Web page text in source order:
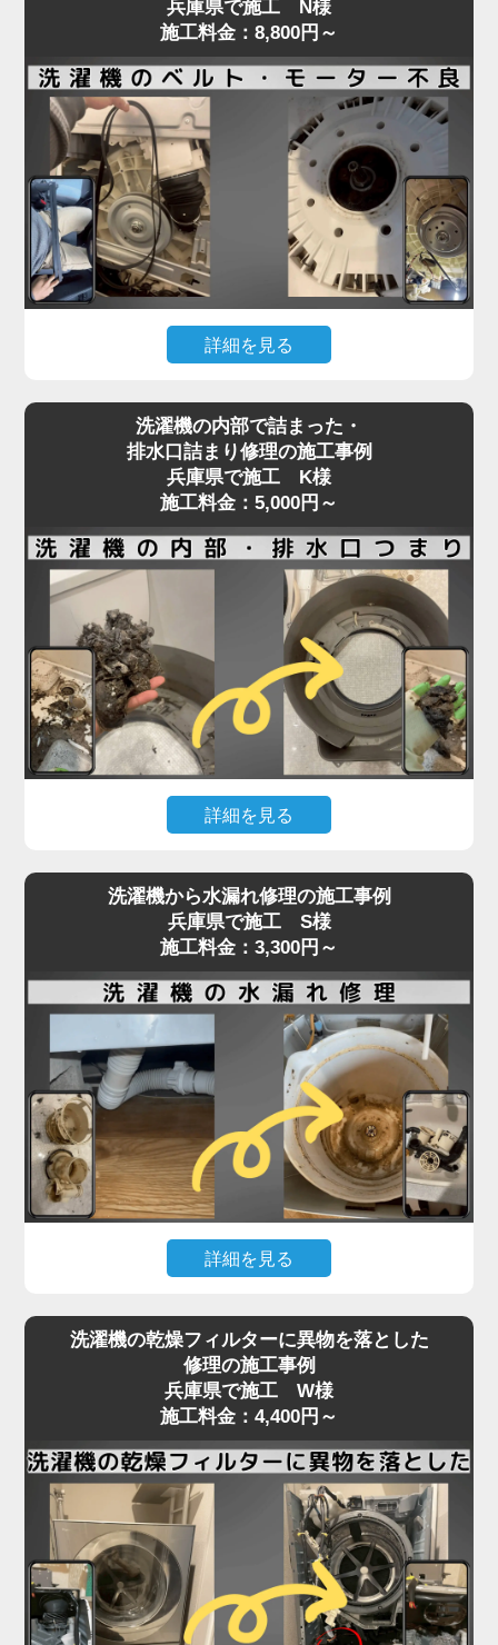
最短即日対応で、内部の詰まりを根本から取り除
き、乾燥力をしっかり回復させます。
乾かないと感じたら、お早めにプロの手での点検・
洗浄をご検討ください。
のに洗濯が始まらない」状態として、多くのお客様
からご相談をいただくトラブルのひとつです。
この原因の多くは、洗濯機内部の給水弁（電磁弁）
に異常があることがほとんど。
経年劣化や水垢・異物による詰まり、内部のダイヤ
フラム部品の不良などが原因で、水の流れが制限さ
れてしまいます。
「家電の達人」では、こうした給水トラブルに対し
て、分解点検による給水弁の動作確認と部品交換を
行い、正常な給水機能を回復させます。
機種や年式に応じた適切な部品を使用し、交換では
なく清掃・調整で済むケースにも柔軟に対応。
ながり、家事全体がストップしてしまいます。水が
出ない・出方が弱いなどの違和感を感じたら、早め
にプロの点検をご依頼ください。
兵庫県で施工 N様
施工料金：8,800円～
詳細を見る
といった異音がする場合、Vベルトの劣化や緩み、
モーターの不具合が原因であることが多く見られま
返すと、ベルトやモーターに過剰な負荷がかかり、
新しい洗濯機であっても故障リスクが高まります。
ベルトの損傷は徐々に症状が現れることもあり、
「音はするけど回らない」「動きが不安定」といっ
た症状でご相談いただくケースも増えています。
「家電の達人」では、こうしたトラブルに対して、
ベルトの張りや摩耗状態、モーターの動作チェック
を含めた点検を行い、必要に応じて交換・調整を実
特に縦型・ドラム式で構造が異なるため、経験豊富
音や回転不良は初期段階での対応が肝心。
放置すればさらなる部品破損にもつながるため、気
になる症状があればお早めにご相談ください。
洗濯機の内部で詰まった・
排水口詰まり修理の施工事例
兵庫県で施工 K様
施工料金：5,000円～
詳細を見る
った症状は、内部や排水口の詰まりが原因で発生す
ることがよくあります。
特に多いのが、洗濯槽の奥にある「脱水受けカバ
ー」に汚れが蓄積し、排水の流れを妨げているケー
スです。
このカバーにはホコリや髪の毛、洗剤カスが溜まり
やすく、目詰まりすると排水エラーや脱水不良を引
き起こします。
また、排水ホースやトラップ内にも異物が詰まって
いることが多く、こうしたトラブルは分解しないと
確認・清掃ができません。
「家電の達人」では、洗濯機の脱水受けカバーや排
水口周辺の分解清掃を行い、排水経路をスムーズに
詰まりがひどい場合は、床下の排水管の点検・洗浄
にも対応可能。市販洗剤では解決できない深部の汚
れも、プロの技術でしっかり取り除きます。
排水の流れが悪い、エラーが頻発するなどの症状が
あれば、お早めにご相談ください。
洗濯機から水漏れ修理の施工事例
兵庫県で施工 S様
施工料金：3,300円～
詳細を見る
どの「水漏れ」は、放置すると床材の腐食や階下へ
の漏水被害にもつながる深刻なトラブルです。
原因はさまざまで、排水ホースの破損や接続不良、
洗濯槽内部のひび割れやゴムパッキンの劣化、さら
には排水弁や給水バルブの不具合など、目視では特
定しづらいケースが多くあります。
特に、ホースや継ぎ目部分の劣化は経年劣化による
もので、設置から5〜10年が経過した機種ではよく
見られる症状です。
洗濯機の乾燥フィルターに異物を落とした
修理の施工事例
兵庫県で施工 W様
施工料金：4,400円～